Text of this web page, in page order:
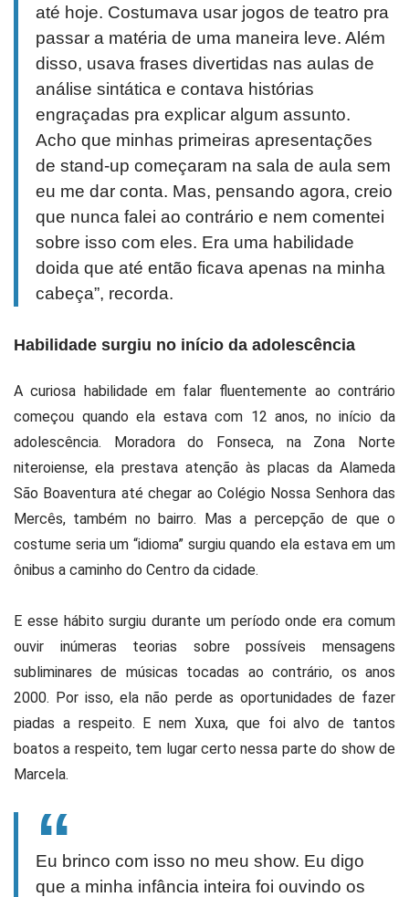
até hoje. Costumava usar jogos de teatro pra
passar a matéria de uma maneira leve. Além
disso, usava frases divertidas nas aulas de
análise sintática e contava histórias
engraçadas pra explicar algum assunto.
Acho que minhas primeiras apresentações
de stand-up começaram na sala de aula sem
eu me dar conta. Mas, pensando agora, creio
que nunca falei ao contrário e nem comentei
sobre isso com eles. Era uma habilidade
doida que até então ficava apenas na minha
cabeça”, recorda.
Habilidade surgiu no início da adolescência
A curiosa habilidade em falar fluentemente ao contrário
começou quando ela estava com 12 anos, no início da
adolescência. Moradora do Fonseca, na Zona Norte
niteroiense, ela prestava atenção às placas da Alameda
São Boaventura até chegar ao Colégio Nossa Senhora das
Mercês, também no bairro. Mas a percepção de que o
costume seria um “idioma” surgiu quando ela estava em um
ônibus a caminho do Centro da cidade.
E esse hábito surgiu durante um período onde era comum
ouvir inúmeras teorias sobre possíveis mensagens
subliminares de músicas tocadas ao contrário, os anos
2000. Por isso, ela não perde as oportunidades de fazer
piadas a respeito. E nem Xuxa, que foi alvo de tantos
boatos a respeito, tem lugar certo nessa parte do show de
Marcela.
Eu brinco com isso no meu show. Eu digo
que a minha infância inteira foi ouvindo os